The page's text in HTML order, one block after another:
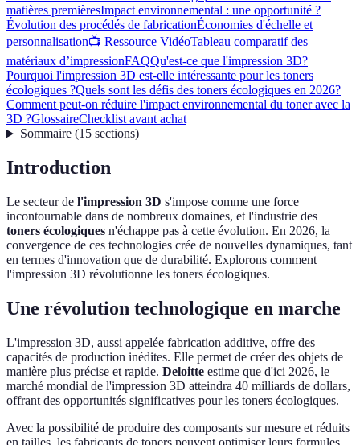
matières premièresImpact environnemental : une opportunité ?
Évolution des procédés de fabricationÉconomies d'échelle et
personnalisation📺 Ressource VidéoTableau comparatif des
matériaux d’impressionFAQQu'est-ce que l'impression 3D?
Pourquoi l'impression 3D est-elle intéressante pour les toners
écologiques ?Quels sont les défis des toners écologiques en 2026?
Comment peut-on réduire l'impact environnemental du toner avec la
3D ?GlossaireChecklist avant achat
Sommaire(15 sections)
Introduction
Le secteur de l'impression 3D s'impose comme une force
incontournable dans de nombreux domaines, et l'industrie des
toners écologiques n'échappe pas à cette évolution. En 2026, la
convergence de ces technologies crée de nouvelles dynamiques, tant
en termes d'innovation que de durabilité. Explorons comment
l'impression 3D révolutionne les toners écologiques.
Une révolution technologique en marche
L'impression 3D, aussi appelée fabrication additive, offre des
capacités de production inédites. Elle permet de créer des objets de
manière plus précise et rapide. Deloitte estime que d'ici 2026, le
marché mondial de l'impression 3D atteindra 40 milliards de dollars,
offrant des opportunités significatives pour les toners écologiques.
Avec la possibilité de produire des composants sur mesure et réduits
en tailles, les fabricants de toners peuvent optimiser leurs formules